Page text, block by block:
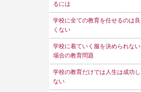
るには
学校に全ての教育を任せるのは良
くない
学校に着ていく服を決められない
場合の教育問題
学校の教育だけでは人生は成功し
ない